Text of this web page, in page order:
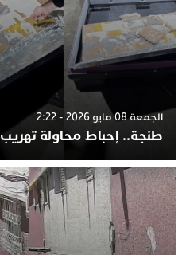
الجمعة 08 مايو 2026 - 2:22
طنجة.. إحباط محاولة تهريب 570 كلغ من مخدر الشيرا